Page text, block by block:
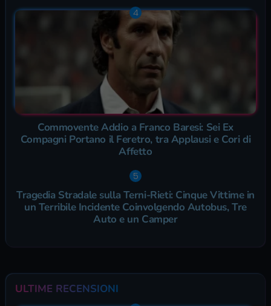
Commovente Addio a Franco Baresi: Sei Ex
Compagni Portano il Feretro, tra Applausi e Cori di
Affetto
Tragedia Stradale sulla Terni-Rieti: Cinque Vittime in
un Terribile Incidente Coinvolgendo Autobus, Tre
Auto e un Camper
ULTIME RECENSIONI